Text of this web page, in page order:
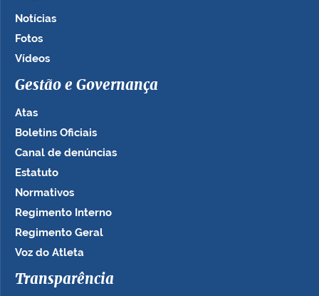
Notícias
Fotos
Vídeos
Gestão e Governança
Atas
Boletins Oficiais
Canal de denúncias
Estatuto
Normativos
Regimento Interno
Regimento Geral
Voz do Atleta
Transparência